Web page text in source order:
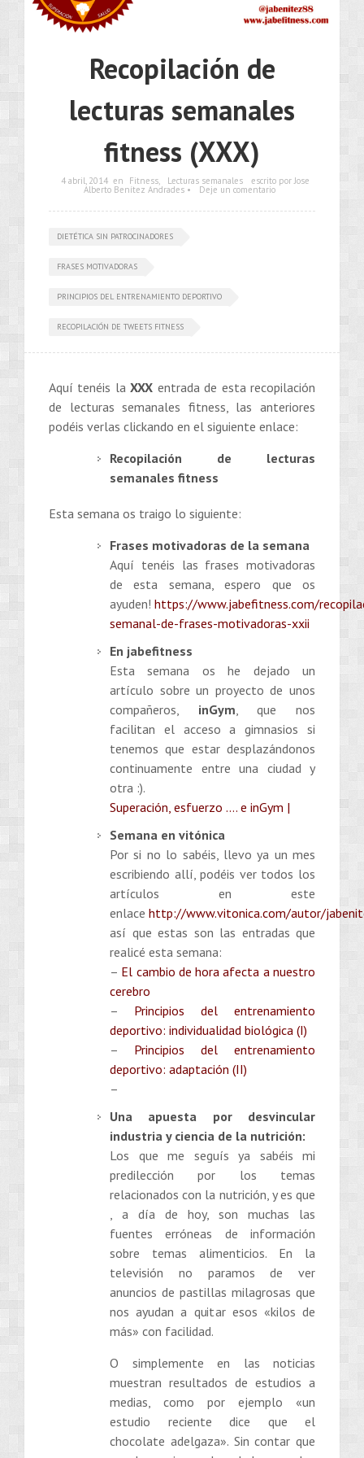
Recopilación de
lecturas semanales
fitness (XXX)
4 abril, 2014 en Fitness, Lecturas semanales escrito por Jose
Alberto Benítez Andrades • Deje un comentario
DIETÉTICA SIN PATROCINADORES
FRASES MOTIVADORAS
PRINCIPIOS DEL ENTRENAMIENTO DEPORTIVO
RECOPILACIÓN DE TWEETS FITNESS
Aquí tenéis laXXX entrada de esta recopilación
de lecturas semanales fitness, las anteriores
podéis verlas clickando en el siguiente enlace:
Recopilación de lecturas
semanales fitness
Esta semana os traigo lo siguiente:
Frases motivadoras de la semana
Aquí tenéis las frases motivadoras
de esta semana, espero que os
ayuden! https://www.jabefitness.com/
semanal-de-frases-motivadoras-xxii
En jabefitness
Esta semana os he dejado un
artículo sobre un proyecto de unos
compañeros, inGym , que nos
facilitan el acceso a gimnasios si
tenemos que estar desplazándonos
continuamente entre una ciudad y
otra :).
Superación, esfuerzo …. e inGym |
Semana en vitónica
Por si no lo sabéis, llevo ya un mes
escribiendo allí, podéis ver todos los
artículos en este
enlace http://www.vitonica.com/autor/
así que estas son las entradas que
realicé esta semana:
– El cambio de hora afecta a nuestro
cerebro
– Principios del entrenamiento
deportivo: individualidad biológica (I)
– Principios del entrenamiento
deportivo: adaptación (II)
–
Una apuesta por desvincular
industria y ciencia de la nutrición:
Los que me seguís ya sabéis mi
predilección por los temas
relacionados con la nutrición, y es que
, a día de hoy, son muchas las
fuentes erróneas de información
sobre temas alimenticios. En la
televisión no paramos de ver
anuncios de pastillas milagrosas que
nos ayudan a quitar esos «kilos de
más» con facilidad.
O simplemente en las noticias
muestran resultados de estudios a
medias, como por ejemplo «un
estudio reciente dice que el
chocolate adelgaza». Sin contar que